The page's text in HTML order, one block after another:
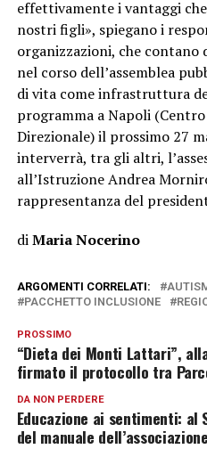
effettivamente i vantaggi
nostri figli», spiegano i
organizzazioni, che
nel corso dell’assemblea
di vita come infrastruttura
programma a Napoli
Direzionale) il prossimo 27
interverrà, tra gli altri,
all’Istruzione Andrea
rappresentanza del
diMaria Nocerino
ARGOMENTI CORRELATI:
PACCHETTO INCLUSIONE
PROSSIMO
“Dieta dei Monti Lattari”,
firmato il protocollo tra
DA NON PERDERE
Educazione ai sentimenti: al
del manuale